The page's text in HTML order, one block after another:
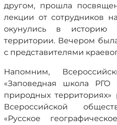
другом, прошла
лекции от сотрудников
окунулись в историю
территории. Вечером
с представителями
Напомним,
«Заповедная школа
природных территориях»
Всероссийской
«Русское